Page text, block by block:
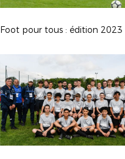
Foot pour tous : édition 2023